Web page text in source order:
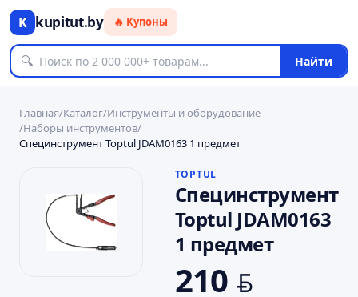
K kupitut.by 🔥 Купоны
🔍 Найти
Главная/Каталог/Инструменты и оборудование
/Наборы инструментов/
Специнструмент Toptul JDAM0163 1 предмет
TOPTUL
Специнструмент
Toptul JDAM0163
1 предмет
210 BYN